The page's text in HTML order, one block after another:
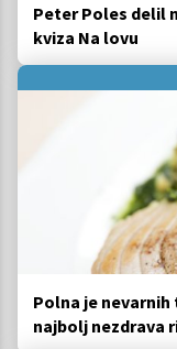
Peter Poles delil
kviza Na lovu
Polna je
najbolj nezdrava